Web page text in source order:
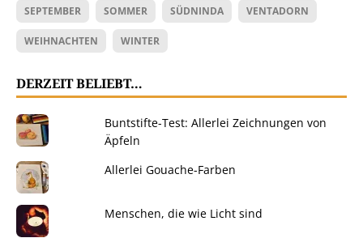
SEPTEMBER SOMMER SÜDNINDA VENTADORN
WEIHNACHTEN WINTER
DERZEIT BELIEBT…
Buntstifte-Test: Allerlei Zeichnungen von
Äpfeln
Allerlei Gouache-Farben
Menschen, die wie Licht sind